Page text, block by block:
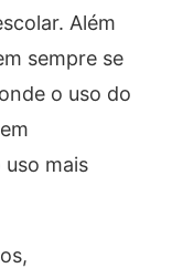
Além
sempre se
o uso do
mais